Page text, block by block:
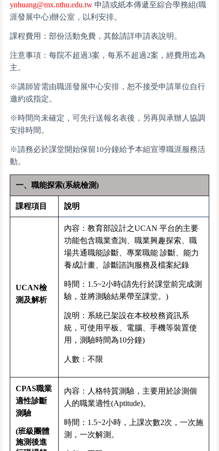
ynhuang@mx.nthu.edu.tw 申請或紙本傳遞至綜合學務組(職
涯發展中心)辦公室，以利安排。
課程費用：部份活動免費，其餘請詳申請表說明。
注意事項：每院不超過3案，每系不超過2案，經費用迄為
主。
※講師皆需由職涯發展中心安排，恕不接受申請單位自行
邀約或指定。
※時間尚未確定，可先行送報名表後，另再與承辦人協調
安排時間。
※請務必於課堂開始保留10分鐘給予本組宣導職涯服務活
動。
一、職能探索(系統檢測)
課程項目 說明
UCAN檢
測及解析
內容：教育部設計之UCAN 平台的主要
功能包含職業查詢、職業興趣探索、職
場共通職能診斷、專業職能 診斷、能力
養成計畫、診斷諮詢服務及檔案紀錄
時間：1.5~2小時(請先行於課堂前完成測
驗，並將測驗結果帶至課堂。)
說明：系統已架設在本校校務資訊系
統，可使用平板、電腦、手機等裝置使
用，測驗時間為10分鐘)
人數：不限
CPAS職業
適性診斷
測驗
(班級團體
施測後進
內容：人格特質測驗，主要用於診測個
人的職業適性(Aptitude)。
時間：1.5~2小時，上課次數2次，一次施
測，一次解測。